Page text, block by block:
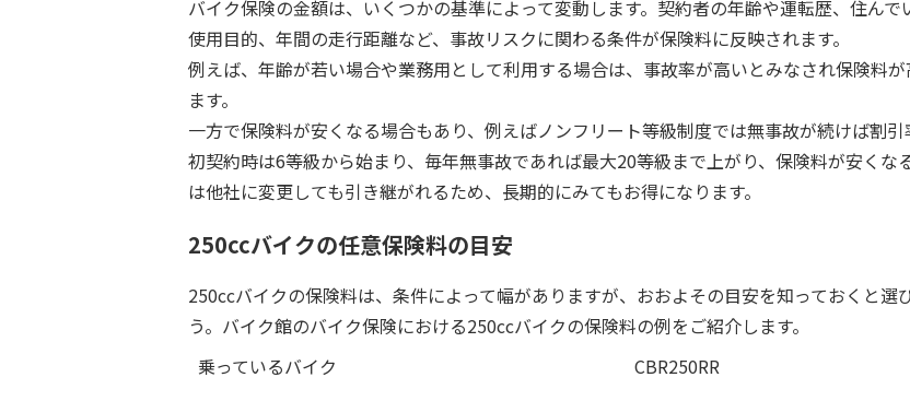
バイク保険の金額は、いくつかの基準によって変動します。契約者の年齢や運転歴、住んで
使用目的、年間の走行距離など、事故リスクに関わる条件が保険料に反映されます。
例えば、年齢が若い場合や業務用として利用する場合は、事故率が高いとみなされ保険料
ます。
一方で保険料が安くなる場合もあり、例えばノンフリート等級制度では無事故が続けば割引
初契約時は6等級から始まり、毎年無事故であれば最大20等級まで上がり、保険料が安くな
は他社に変更しても引き継がれるため、長期的にみてもお得になります。
250ccバイクの任意保険料の目安
250ccバイクの保険料は、条件によって幅がありますが、おおよその目安を知っておくと選
う。バイク館のバイク保険における250ccバイクの保険料の例をご紹介します。
乗っているバイク
CBR250RR